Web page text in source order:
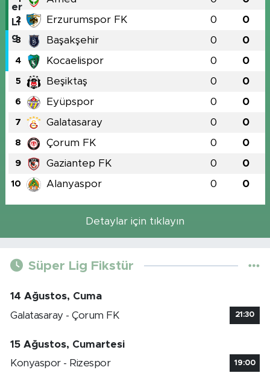
2 Erzurumspor FK 0 0
3 Başakşehir 0 0
4 Kocaelispor 0 0
5 Beşiktaş 0 0
6 Eyüpspor 0 0
7 Galatasaray 0 0
8 Çorum FK 0 0
9 Gaziantep FK 0 0
10 Alanyaspor 0 0
Detaylar için tıklayın
Süper Lig Fikstür
14 Ağustos, Cuma
Galatasaray - Çorum FK
21:30
15 Ağustos, Cumartesi
Konyaspor - Rizespor
19:00